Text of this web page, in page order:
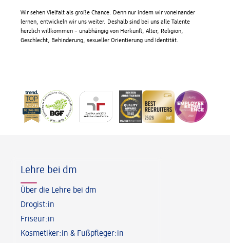
Wir sehen Vielfalt als große Chance. Denn nur indem wir voneinander
lernen, entwickeln wir uns weiter. Deshalb sind bei uns alle Talente
herzlich willkommen – unabhängig von Herkunft, Alter, Religion,
Geschlecht, Behinderung, sexueller Orientierung und Identität.
Lehre bei dm
Über die Lehre bei dm
Drogist:in
Friseur:in
Kosmetiker:in & Fußpfleger:in